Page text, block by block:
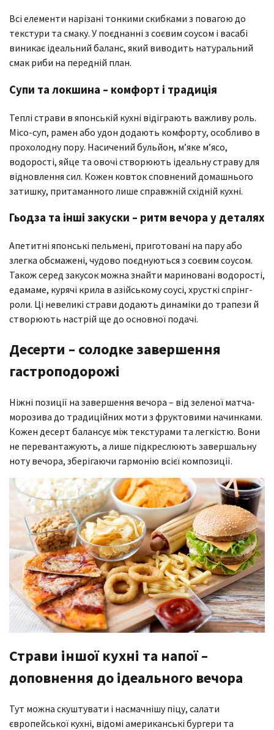
Всі елементи нарізані тонкими скибками з повагою до
текстури та смаку. У поєднанні з соєвим соусом і васабі
виникає ідеальний баланс, який виводить натуральний
смак риби на передній план.
Супи та локшина – комфорт і традиція
Теплі страви в японській кухні відіграють важливу роль.
Місо-суп, рамен або удон додають комфорту, особливо в
прохолодну пору. Насичений бульйон, м’яке м’ясо,
водорості, яйце та овочі створюють ідеальну страву для
відновлення сил. Кожен ковток сповнений домашнього
затишку, притаманного лише справжній східній кухні.
Гьодза та інші закуски – ритм вечора у деталях
Апетитні японські пельмені, приготовані на пару або
злегка обсмажені, чудово поєднуються з соєвим соусом.
Також серед закусок можна знайти мариновані водорості,
едамаме, курячі крила в азійському соусі, хрусткі спрінг-
роли. Ці невеликі страви додають динаміки до трапези й
створюють настрій ще до основної подачі.
Десерти – солодке завершення
гастроподорожі
Ніжні позиції на завершення вечора – від зеленої матча-
морозива до традиційних моти з фруктовими начинками.
Кожен десерт балансує між текстурами та легкістю. Вони
не перевантажують, а лише підкреслюють завершальну
ноту вечора, зберігаючи гармонію всієї композиції.
Страви іншої кухні та напої –
доповнення до ідеального вечора
Тут можна скуштувати і насмачнішу піцу, салати
європейської кухні, відомі американські бургери та